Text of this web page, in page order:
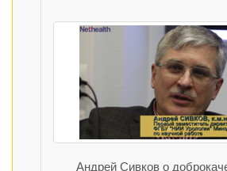
Андрей Сивков о